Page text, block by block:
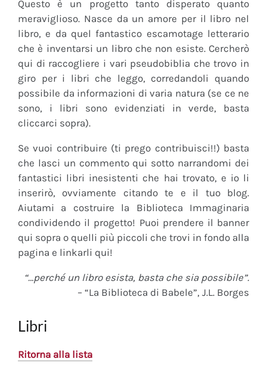
Questo è un progetto tanto disperato quanto
meraviglioso. Nasce da un amore per il libro nel
libro, e da quel fantastico escamotage letterario
che è inventarsi un libro che non esiste. Cercherò
qui di raccogliere i vari pseudobiblia che trovo in
giro per i libri che leggo, corredandoli quando
possibile da informazioni di varia natura (se ce ne
sono, i libri sono evidenziati in verde, basta
cliccarci sopra).
Se vuoi contribuire (ti prego contribuisci!!) basta
che lasci un commento qui sotto narrandomi dei
fantastici libri inesistenti che hai trovato, e io li
inserirò, ovviamente citando te e il tuo blog.
Aiutami a costruire la Biblioteca Immaginaria
condividendo il progetto! Puoi prendere il banner
qui sopra o quelli più piccoli che trovi in fondo alla
pagina e linkarli qui!
“…perché un libro esista, basta che sia possibile”.
– “La Biblioteca di Babele”, J.L. Borges
Libri
Ritorna alla lista